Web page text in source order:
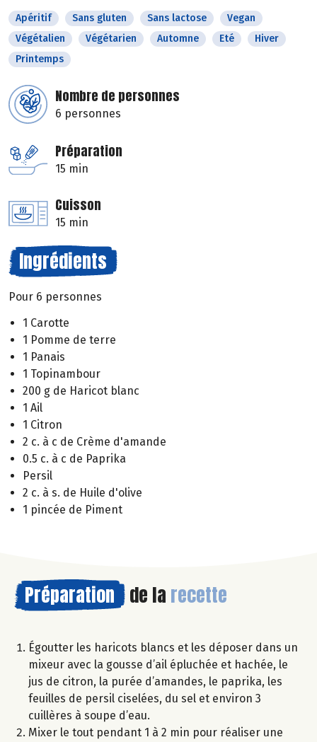
Apéritif Sans gluten Sans lactose
Vegan
Végétalien
Végétarien Automne Eté
Hiver
Printemps
Nombre de personnes
6 personnes
Préparation
15 min
Cuisson
15 min
Ingrédients
Pour 6 personnes
1 Carotte
1 Pomme de terre
1 Panais
1 Topinambour
200 g de Haricot blanc
1 Ail
1 Citron
2 c. à c de Crème d'amande
0.5 c. à c de Paprika
Persil
2 c. à s. de Huile d'olive
1 pincée de Piment
Préparation de la recette
Égoutter les haricots blancs et les déposer dans un
mixeur avec la gousse d’ail épluchée et hachée, le
jus de citron, la purée d’amandes, le paprika, les
feuilles de persil ciselées, du sel et environ 3
cuillères à soupe d’eau.
Mixer le tout pendant 1 à 2 min pour réaliser une